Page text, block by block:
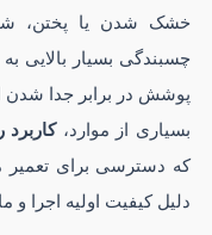
خشک شدن یا پختن،
چسبندگی بسیار بالایی
بسیاری از موارد،
که دسترسی برای تعمیر
دلیل کیفیت اولیه اجرا